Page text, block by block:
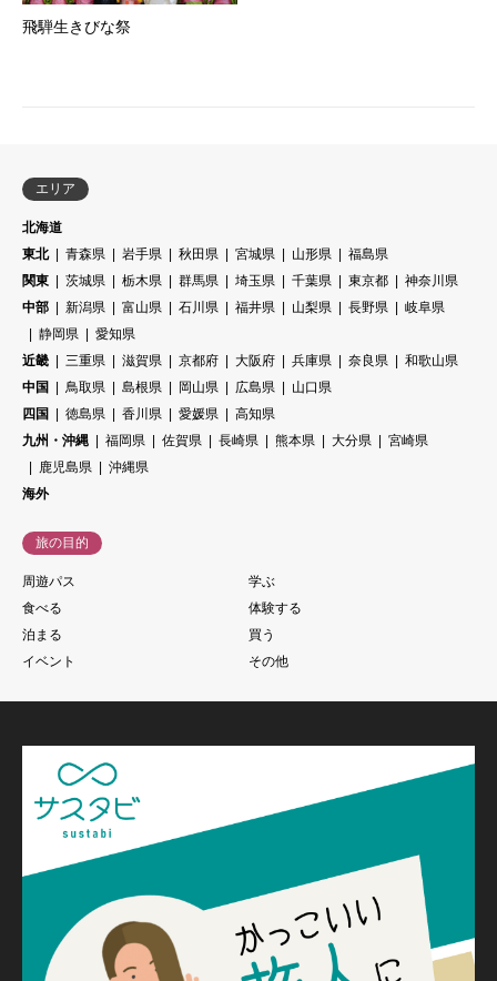
飛騨生きびな祭
エリア
北海道
東北
青森県 岩手県 秋田県 宮城県 山形県
福島県
関東
茨城県 栃木県 群馬県 埼玉県 千葉県 東京都
神奈川県
中部
新潟県 富山県 石川県 福井県 山梨県 長野県
岐阜県
静岡県
愛知県
近畿
三重県 滋賀県 京都府 大阪府 兵庫県 奈良県
和歌山県
中国
鳥取県 島根県 岡山県 広島県
山口県
四国
徳島県 香川県 愛媛県
高知県
九州・沖縄
福岡県 佐賀県 長崎県 熊本県 大分県
宮崎県
鹿児島県
沖縄県
海外
旅の目的
周遊パス
学ぶ
食べる
体験する
泊まる
買う
イベント
その他